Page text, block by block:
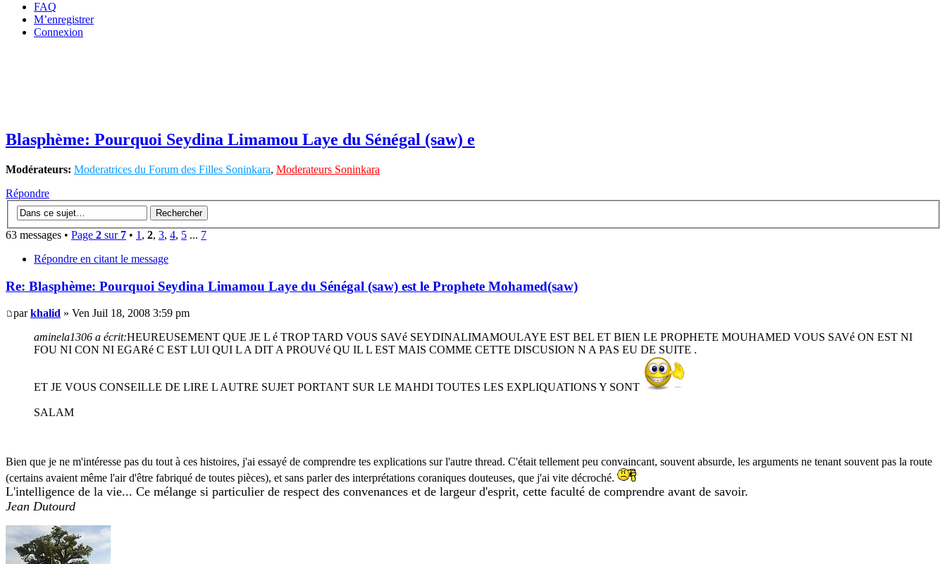
FAQ
M’enregistrer
Connexion
Blasphème: Pourquoi Seydina Limamou Laye du Sénégal (saw) e
Modérateurs: Moderatrices du Forum des Filles Soninkara, Moderateurs Soninkara
Répondre
63 messages • Page 2 sur 7 • 1 , 2, 3, 4, 5 ... 7
Répondre en citant le message
Re: Blasphème: Pourquoi Seydina Limamou Laye du Sénégal (saw) est le Prophete Mohamed(saw)
parkhalid » Ven Juil 18, 2008 3:59 pm
aminela1306 a écrit:HEUREUSEMENT QUE JE L é TROP TARD VOUS SAVé SEYDINALIMAMOULAYE EST BEL ET BIEN LE PROPHETE MOUHAMED VOUS SAVé ON EST NI
FOU NI CON NI EGARé C EST LUI QUI L A DIT A PROUVé QU IL L EST MAIS COMME CETTE DISCUSION N A PAS EU DE SUITE .
ET JE VOUS CONSEILLE DE LIRE L AUTRE SUJET PORTANT SUR LE MAHDI TOUTES LES EXPLIQUATIONS Y SONT
SALAM
Bien que je ne m'intéresse pas du tout à ces histoires, j'ai essayé de comprendre tes explications sur l'autre thread. C'était tellement peu convaincant, souvent absurde, les arguments ne tenant souvent pas la route
(certains avaient même l'air d'être fabriqué de toutes pièces), et sans parler des interprétations coraniques douteuses, que j'ai vite décroché.
L'intelligence de la vie... Ce mélange si particulier de respect des convenances et de largeur d'esprit, cette faculté de comprendre avant de savoir.
Jean Dutourd